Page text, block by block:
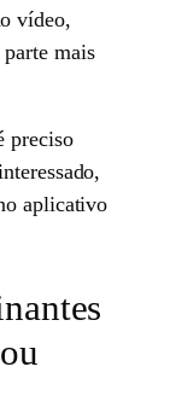
vídeo,
mais
preciso
aplicativo